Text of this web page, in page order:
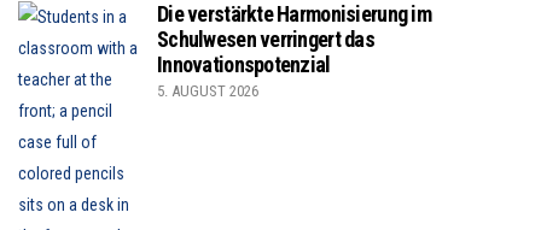
Die verstärkte Harmonisierung im
Schulwesen verringert das
Innovationspotenzial
5. AUGUST 2026